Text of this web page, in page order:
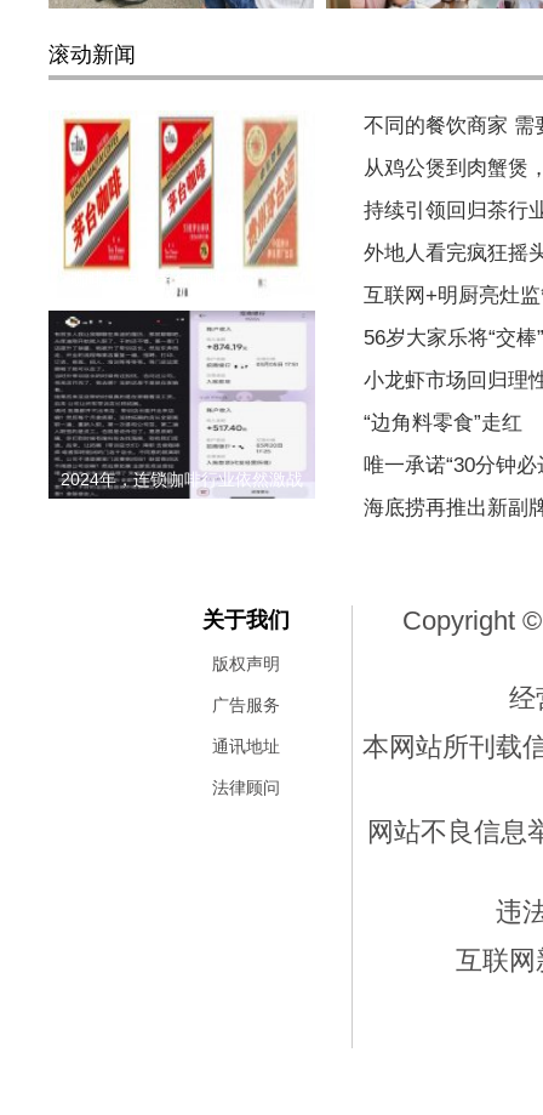
滚动新闻
咖啡馆自制茅台咖啡被罚，与
2024年，连锁咖啡行业依然激战
不同的餐饮商家 需
从鸡公煲到肉蟹煲
持续引领回归茶行
外地人看完疯狂摇
互联网+明厨亮灶
56岁大家乐将“交
小龙虾市场回归理
“边角料零食”走红
唯一承诺“30分钟
海底捞再推出新副
关于我们
版权声明
广告服务
通讯地址
法律顾问
Copyright
经
本网站所刊载
网站不良信息
违
互联网